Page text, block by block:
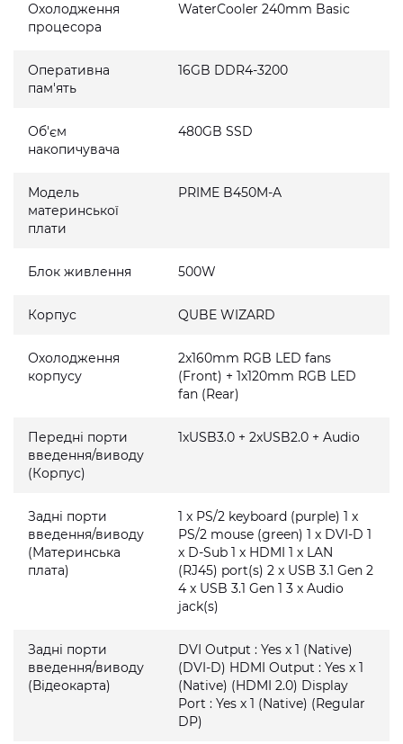
Охолодження
процесора
WaterCooler 240mm Basic
Оперативна
пам'ять
16GB DDR4-3200
Об'єм
накопичувача
480GB SSD
Модель
материнської
плати
PRIME B450M-A
Блок живлення 500W
Корпус QUBE WIZARD
Охолодження
корпусу
2x160mm RGB LED fans
(Front) + 1x120mm RGB LED
fan (Rear)
Передні порти
введення/виводу
(Корпус)
1xUSB3.0 + 2xUSB2.0 + Audio
Задні порти
введення/виводу
(Материнська
плата)
1 x PS/2 keyboard (purple) 1 x
PS/2 mouse (green) 1 x DVI-D 1
x D-Sub 1 x HDMI 1 x LAN
(RJ45) port(s) 2 x USB 3.1 Gen 2
4 x USB 3.1 Gen 1 3 x Audio
jack(s)
Задні порти
введення/виводу
(Відеокарта)
DVI Output : Yes x 1 (Native)
(DVI-D) HDMI Output : Yes x 1
(Native) (HDMI 2.0) Display
Port : Yes x 1 (Native) (Regular
DP)